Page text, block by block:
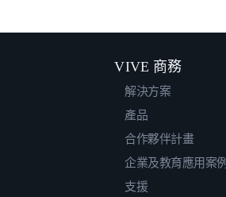
VIVE 商務
解決方案
產品
合作夥伴計畫
企業及教育應用案例
支援